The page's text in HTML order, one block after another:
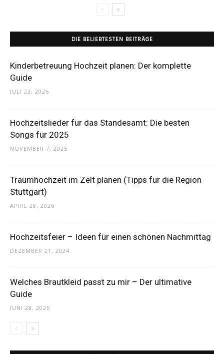
DIE BELIEBTESTEN BEITRÄGE
Kinderbetreuung Hochzeit planen: Der komplette
Guide
JULI 23, 2026
Hochzeitslieder für das Standesamt: Die besten
Songs für 2025
NOVEMBER 7, 2025
Traumhochzeit im Zelt planen (Tipps für die Region
Stuttgart)
APRIL 28, 2026
Hochzeitsfeier – Ideen für einen schönen Nachmittag
DEZEMBER 21, 2024
Welches Brautkleid passt zu mir – Der ultimative
Guide
JUNI 28, 2025